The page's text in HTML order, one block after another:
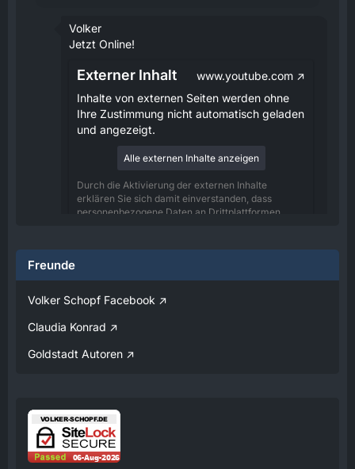
Volker
Jetzt Online!
Externer Inhalt
www.youtube.com
Inhalte von externen Seiten werden ohne
Ihre Zustimmung nicht automatisch geladen
und angezeigt.
Alle externen Inhalte anzeigen
Durch die Aktivierung der externen Inhalte
erklären Sie sich damit einverstanden, dass
personenbezogene Daten an Drittplattformen
Verfügung gestellt.
08:25
Jetzt Online!
Externer Inhalt
und angezeigt.
Freunde
Volker Schopf Facebook
Claudia Konrad
Goldstadt Autoren